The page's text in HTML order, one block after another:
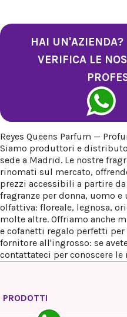
HAI UN'AZIENDA?
VERIFICA LE
Reyes Queens Parfum —
Siamo produttori e
sede a Madrid. Le nostre
rinomati sul mercato,
prezzi accessibili a partire
fragranze per donna, uomo
olfattiva: floreale, legnosa,
molte altre. Offriamo anche
e cofanetti regalo perfetti per
fornitore all'ingrosso: se
contattateci per conoscere
PRODOTTI